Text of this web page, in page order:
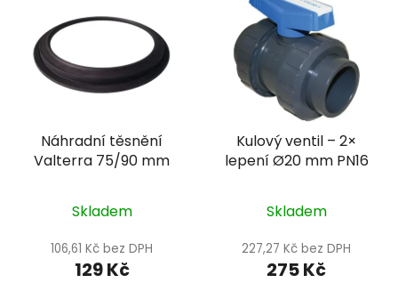
Náhradní těsnění
Valterra 75/90 mm
Skladem
106,61 Kč bez DPH
129 Kč
Kulový ventil – 2×
lepení Ø20 mm PN16
Skladem
227,27 Kč bez DPH
275 Kč